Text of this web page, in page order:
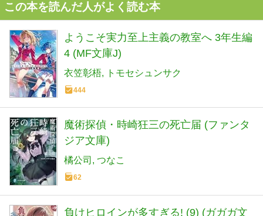
この本を読んだ人がよく読む本
ようこそ実力至上主義の教室へ 3年生編
4 (MF文庫J)
衣笠彰梧 トモセシュンサク
444
魔術探偵・時崎狂三の死亡届 (ファンタ
ジア文庫)
橘公司 つなこ
62
負けヒロインが多すぎる! (9) (ガガガ文